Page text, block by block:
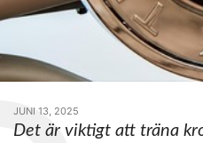
JUNI 13, 2025
Det är viktigt att träna